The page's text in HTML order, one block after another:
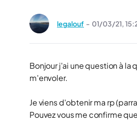
legalouf - 01/03/21,
Bonjour j'ai une question à la
m'envoler.
Je viens d'obtenir ma rp
Pouvez vous me confirme